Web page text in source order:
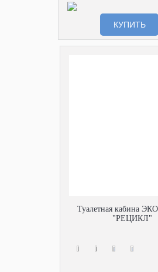
КУПИТЬ
Туалетная кабина
"РЕЦИКЛ"